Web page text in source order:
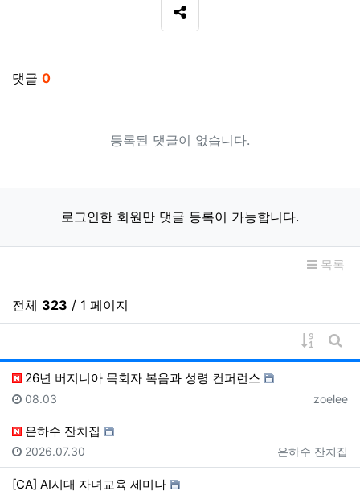
SNS 공유
댓글 0
등록된 댓글이 없습니다.
로그인한 회원만 댓글 등록이 가능합니다.
목록
전체 323 / 1 페이지
게시물
게
26년 버지니아 목회자 복음과 성령 컨퍼런스
등록자
zoelee
등록일
08.03
은하수 잔치집
등록자
은하수 잔치집
등록일
2026.07.30
[CA] AI시대 자녀교육 세미나